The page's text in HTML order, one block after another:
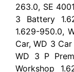
263.0, SE
3 Battery
1.629-950.0,
Car, WD 3
WD 3 P
Workshop